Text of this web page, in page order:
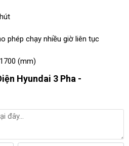
HY6B155LD
phép chạy nhiều giờ liên tục
(mm)
Hyundai 3 Pha -